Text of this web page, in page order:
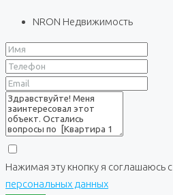
NRON Недвижимость
Нажимая эту кнопку я соглашаюсь с
персональных данных